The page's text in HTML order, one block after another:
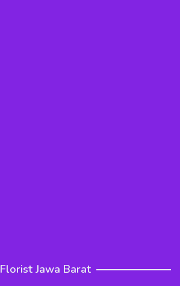
Florist Jawa Barat